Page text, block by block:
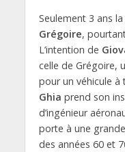
Seulement 3 ans
Grégoire,
L’intention de
celle de Grégoire,
pour un véhicule à
Ghia prend son
d’ingénieur
porte à une
des années 60 et